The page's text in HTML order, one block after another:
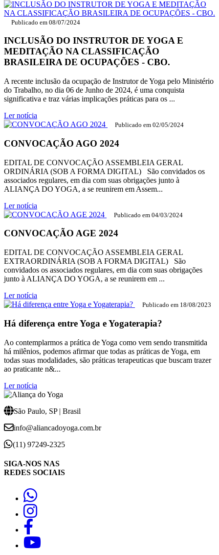
Publicado em 08/07/2024
INCLUSÃO DO INSTRUTOR DE YOGA E
MEDITAÇÃO NA CLASSIFICAÇÃO
BRASILEIRA DE OCUPAÇÕES - CBO.
A recente inclusão da ocupação de Instrutor de Yoga pelo Ministério
do Trabalho, no dia 06 de Junho de 2024, é uma conquista
significativa e traz várias implicações práticas para os ...
Ler notícia
Publicado em 02/05/2024
CONVOCAÇÃO AGO 2024
EDITAL DE CONVOCAÇÃO ASSEMBLEIA GERAL
ORDINÁRIA (SOB A FORMA DIGITAL) São convidados os
associados regulares, em dia com suas obrigações junto à
ALIANÇA DO YOGA, a se reunirem em Assem...
Ler notícia
Publicado em 04/03/2024
CONVOCAÇÃO AGE 2024
EDITAL DE CONVOCAÇÃO ASSEMBLEIA GERAL
EXTRAORDINÁRIA (SOB A FORMA DIGITAL) São
convidados os associados regulares, em dia com suas obrigações
junto à ALIANÇA DO YOGA, a se reunirem em ...
Ler notícia
Publicado em 18/08/2023
Há diferença entre Yoga e Yogaterapia?
Ao contemplarmos a prática de Yoga como vem sendo transmitida
há milênios, podemos afirmar que todas as práticas de Yoga, em
todas suas modalidades, são práticas terapeuticas que buscam trazer
ao praticante n&...
Ler notícia
São Paulo, SP | Brasil
info@aliancadoyoga.com.br
(11) 97249-2325
SIGA-NOS NAS
REDES SOCIAIS